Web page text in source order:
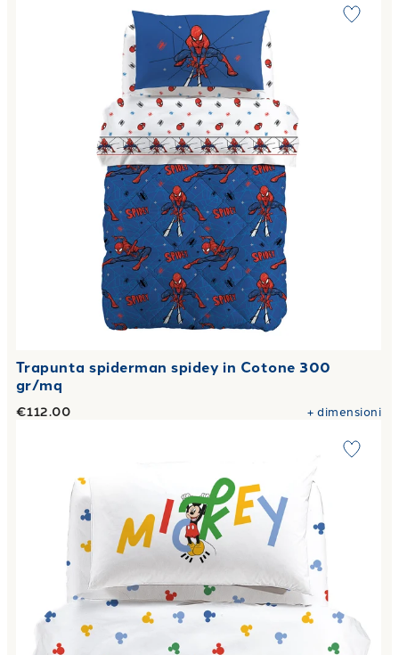
Trapunta spiderman spidey in Cotone 300
gr/mq
€112.00 +dimensioni